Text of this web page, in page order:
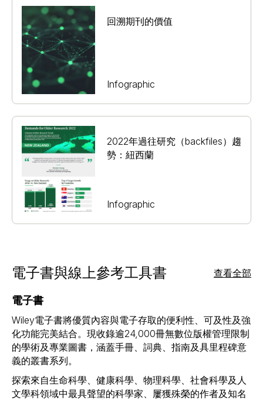
回溯期刊的價值
Infographic
2022年過往研究（backfiles）趨
勢：紐西蘭
Infographic
電子書與線上參考工具書 查看全部
電子書
Wiley電子書將優質內容與電子存取的便利性、可及性及強
化功能完美結合。現收錄逾24,000冊無數位版權管理限制
的學術及專業圖書，涵蓋手冊、詞典、指南及具里程碑意
義的叢書系列。
探索來自生命科學、健康科學、物理科學、社會科學及人
文學科領域中最具聲望的科學家、屢獲殊榮的作者及知名